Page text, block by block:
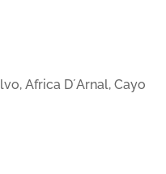
Africa D´Arnal, Cayo